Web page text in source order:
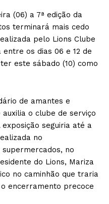
(06) a 7ª edição da
terminará mais cedo
pelo Lions Clube
os dias 06 e 12 de
este sábado (10) como
de amantes e
o clube de serviço
seguiria até a
no
no
do Lions, Mariza
no caminhão que traria
encerramento precoce